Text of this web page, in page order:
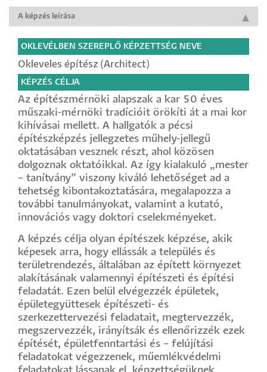
A képzés leírása
OKLEVÉLBEN SZEREPLŐ KÉPZETTSÉG NEVE
Okleveles építész (Architect)
KÉPZÉS CÉLJA
Az építészmérnöki alapszak a kar 50 éves
műszaki-mérnöki tradícióit örökíti át a mai kor
kihívásai mellett. A hallgatók a pécsi
építészképzés jellegzetes műhely-jellegű
oktatásában vesznek részt, ahol közösen
dolgoznak oktatóikkal. Az így kialakuló „mester
– tanítvány” viszony kiváló lehetőséget ad a
tehetség kibontakoztatására, megalapozza a
további tanulmányokat, valamint a kutató,
innovációs vagy doktori cselekményeket.
A képzés célja olyan építészek képzése, akik
képesek arra, hogy ellássák a település és
területrendezés, általában az épített környezet
alakításának valamennyi építészeti és építési
feladatát. Ezen belül elvégezzék épületek,
épületegyüttesek építészeti- és
szerkezettervezési feladatait, megtervezzék,
megszervezzék, irányítsák és ellenőrizzék ezek
építését, épületfenntartási és – felújítási
feladatokat végezzenek, műemlékvédelmi